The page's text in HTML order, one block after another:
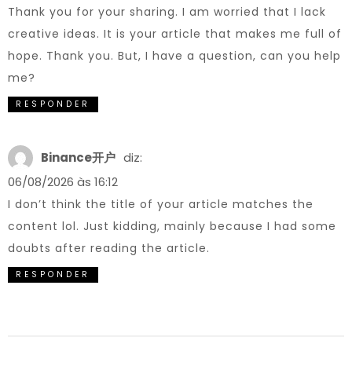
Thank you for your sharing. I am worried that I lack
creative ideas. It is your article that makes me full of
hope. Thank you. But, I have a question, can you help
me?
RESPONDER
Binance开户 diz:
06/08/2026 às 16:12
I don’t think the title of your article matches the
content lol. Just kidding, mainly because I had some
doubts after reading the article.
RESPONDER